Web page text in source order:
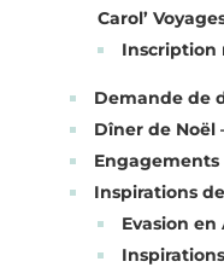
Carol’
Inscription
Demande de
Dîner de Noël
Engagements
Inspirations
Evasion